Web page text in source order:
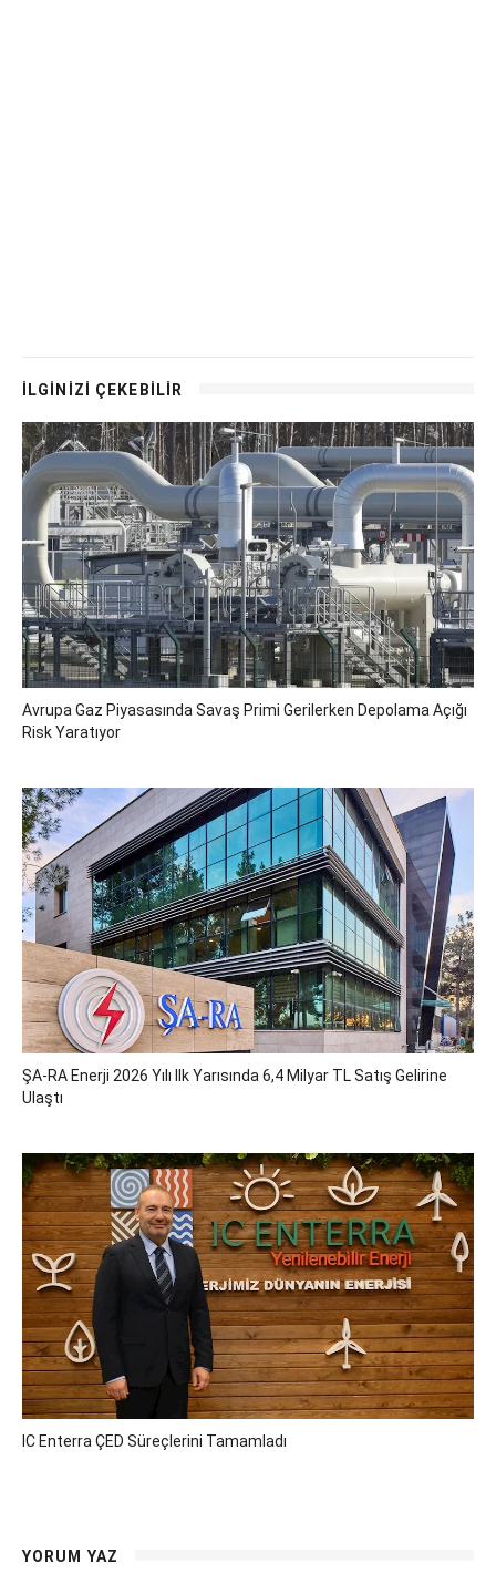
İLGİNİZİ ÇEKEBİLİR
Avrupa Gaz Piyasasında Savaş Primi Gerilerken Depolama Açığı
Risk Yaratıyor
ŞA-RA Enerji 2026 Yılı Ilk Yarısında 6,4 Milyar TL Satış Gelirine
Ulaştı
IC Enterra ÇED Süreçlerini Tamamladı
YORUM YAZ